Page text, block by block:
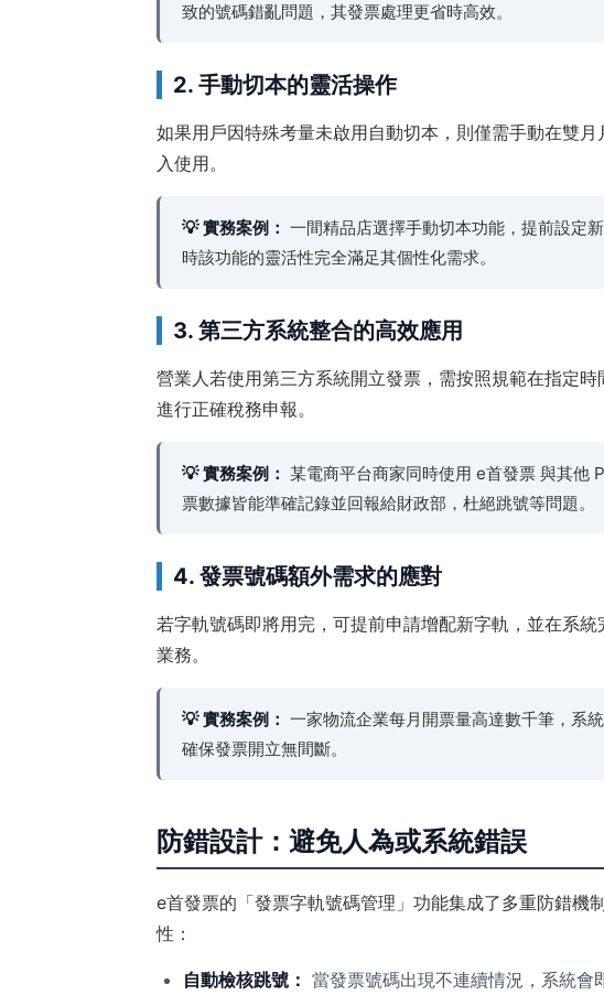
致的號碼錯亂問題，其發票處理更省時高效。
2. 手動切本的靈活操作
如果用戶因特殊考量未啟用自動切本，則僅需手動在雙
入使用。
💡 實務案例： 一間精品店選擇手動切本功能，提前設定
時該功能的靈活性完全滿足其個性化需求。
3. 第三方系統整合的高效應用
營業人若使用第三方系統開立發票，需按照規範在指定
進行正確稅務申報。
💡 實務案例： 某電商平台商家同時使用 e首發票 與其他
票數據皆能準確記錄並回報給財政部，杜絕跳號等問題。
4. 發票號碼額外需求的應對
若字軌號碼即將用完，可提前申請增配新字軌，並在系
業務。
💡 實務案例： 一家物流企業每月開票量高達數千筆，系
確保發票開立無間斷。
防錯設計：避免人為或系統錯誤
e首發票的「發票字軌號碼管理」功能集成了多重防錯機
性：
自動檢核跳號： 當發票號碼出現不連續情況，系統會